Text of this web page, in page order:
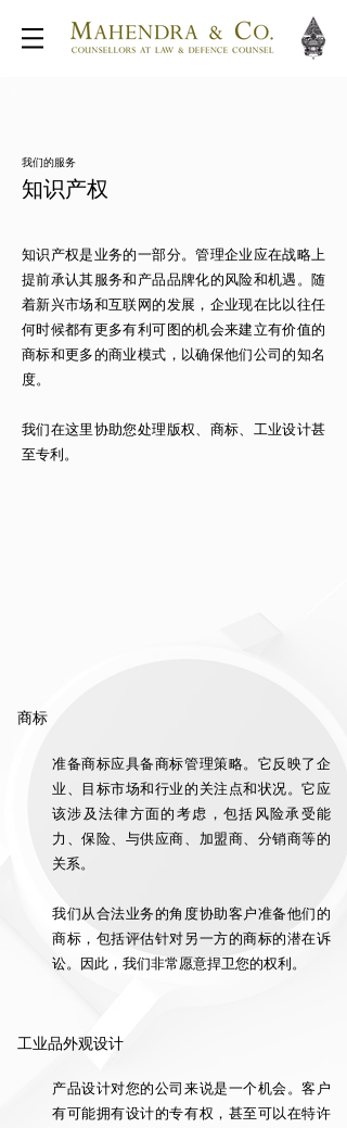
我们的服务
知识产权
知识产权是业务的一部分。管理企业应在战略上
提前承认其服务和产品品牌化的风险和机遇。随
着新兴市场和互联网的发展，企业现在比以往任
何时候都有更多有利可图的机会来建立有价值的
商标和更多的商业模式，以确保他们公司的知名
度。
我们在这里协助您处理版权、商标、工业设计甚
至专利。
商标
准备商标应具备商标管理策略。它反映了企
业、目标市场和行业的关注点和状况。它应
该涉及法律方面的考虑，包括风险承受能
力、保险、与供应商、加盟商、分销商等的
关系。
我们从合法业务的角度协助客户准备他们的
商标，包括评估针对另一方的商标的潜在诉
讼。因此，我们非常愿意捍卫您的权利。
工业品外观设计
产品设计对您的公司来说是一个机会。客户
有可能拥有设计的专有权，甚至可以在特许